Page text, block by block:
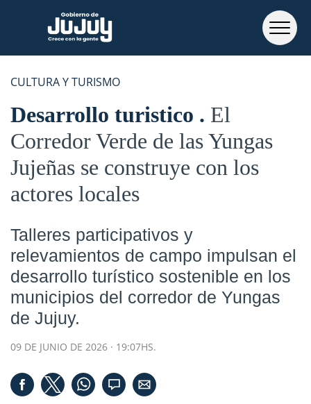
CULTURA Y TURISMO
Desarrollo turistico
El
Corredor Verde de las Yungas
Jujeñas se construye con los
actores locales
Talleres participativos y
relevamientos de campo impulsan el
desarrollo turístico sostenible en los
municipios del corredor de Yungas
de Jujuy.
09 DE JUNIO DE 2026 · 19:07HS.